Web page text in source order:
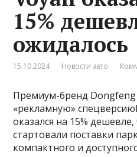
15%
ожидалось
15.10.2024 Новости авто
Премиум-бренд
«рекламную»
оказался на 15%
стартовали поставки
компактного и